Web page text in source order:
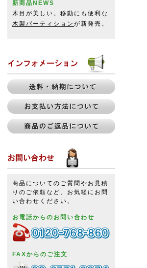
新商品NEWS
木目が美しい。移動にも便利な
木製パーティション が新発売。
商品についてのご質問やお見積
りのご依頼など、お気軽にお問
い合わせください。
お電話からのお問い合わせ
FAXからのご注文